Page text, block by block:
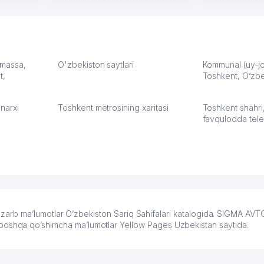
обслуживания клиентов.
Vip Brand 31.07.2026 11:43:39
тут у нас
Выгодное
O'zbekiston saytlari
Kommunal (uy-
Toshkent,
Toshkent metrosining xaritasi
Toshkent
favqulodda
ma’lumotlar O’zbekiston Sariq Sahifalari katalogida. SIGMA
qo’shimcha ma’lumotlar Yellow Pages Uzbekistan saytida.